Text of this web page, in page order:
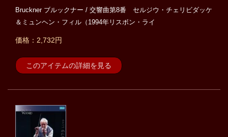
Bruckner ブルックナー / 交響曲第8番 セルジウ・チェリビダッケ
＆ミュンヘン・フィル（1994年リスボン・ライ
価格：2,732円
このアイテムの詳細を見る